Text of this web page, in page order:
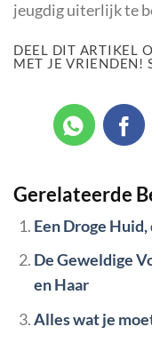
jeugdig uiterlijk te
DEEL DIT ARTIKEL
MET JE VRIENDEN!
Gerelateerde
Een Droge
De Geweldige
en Haar
Alles wat je